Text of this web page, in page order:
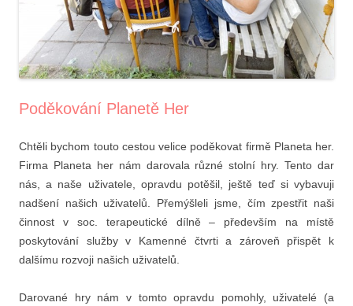
Poděkování Planetě Her
Chtěli bychom touto cestou velice poděkovat firmě Planeta her.
Firma Planeta her nám darovala různé stolní hry. Tento dar
nás, a naše uživatele, opravdu potěšil, ještě teď si vybavuji
nadšení našich uživatelů. Přemýšleli jsme, čím zpestřit naši
činnost v soc. terapeutické dílně – především na místě
poskytování služby v Kamenné čtvrti a zároveň přispět k
dalšímu rozvoji našich uživatelů.
Darované hry nám v tomto opravdu pomohly, uživatelé (a